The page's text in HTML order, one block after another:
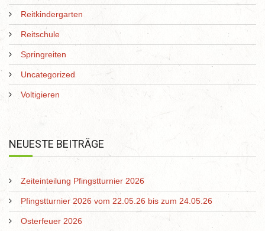
Reitkindergarten
Reitschule
Springreiten
Uncategorized
Voltigieren
NEUESTE BEITRÄGE
Zeiteinteilung Pfingstturnier 2026
Pfingstturnier 2026 vom 22.05.26 bis zum 24.05.26
Osterfeuer 2026